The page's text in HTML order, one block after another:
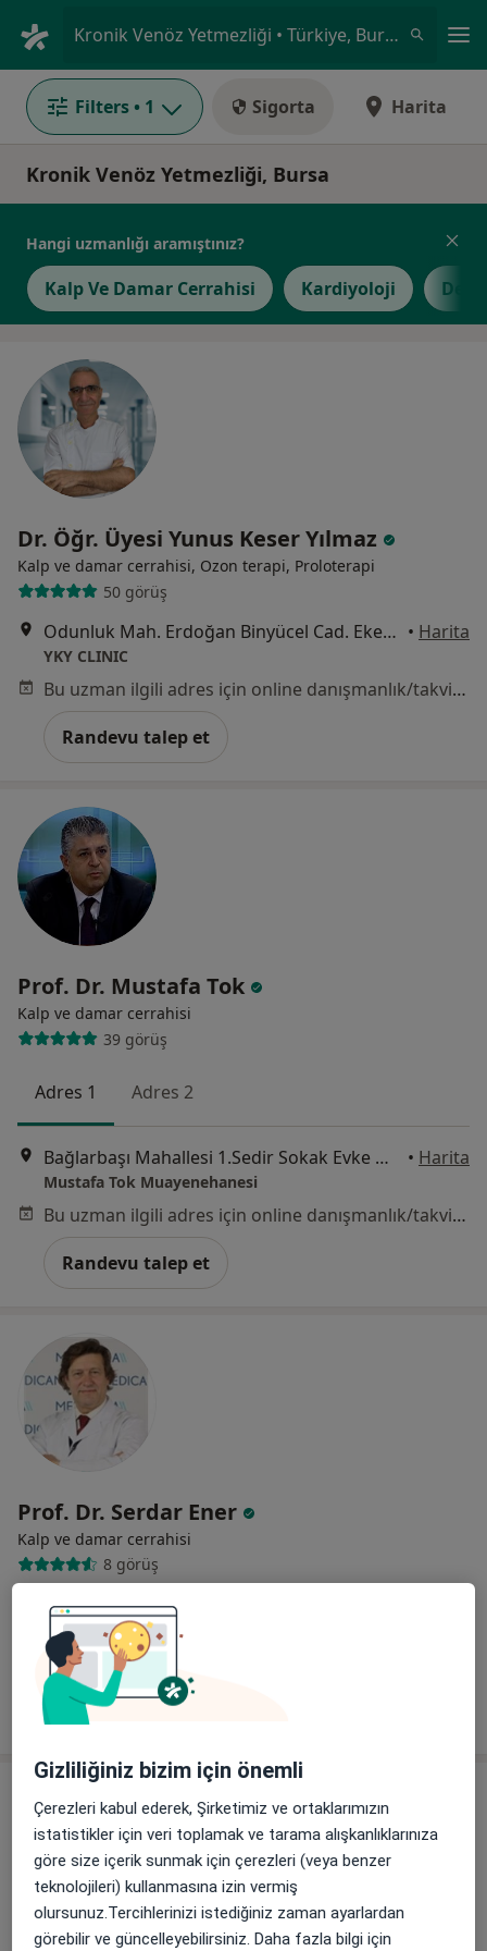
Kronik Venöz Yetmezliği • Türkiye, Bursa
Filters • 1 Sigorta Harita
Kronik Venöz Yetmezliği, Bursa
Hangi uzmanlığı aramıştınız?
Kalp Ve Damar Cerrahisi Kardiyoloji
Dr. Öğr. Üyesi Yunus Keser Yılmaz
Kalp ve damar cerrahisi, Ozon terapi, Proloterapi
50 görüş
Odunluk Mah. Erdoğan Binyücel Cad. Eker İş Merkezi B1 Blok, Kat:1, No:108, Bursa • Harita
YKY CLINIC
Bu uzman ilgili adres için online danışmanlık/takvim sunmuyor.
Randevu talep et
Prof. Dr. Mustafa Tok
Kalp ve damar cerrahisi
39 görüş
Adres 1 Adres 2
Bağlarbaşı Mahallesi 1.Sedir Sokak Evke Mediloft No:15 D:10, Bursa • Harita
Mustafa Tok Muayenehanesi
Bu uzman ilgili adres için online danışmanlık/takvim sunmuyor.
Randevu talep et
Prof. Dr. Serdar Ener
Kalp ve damar cerrahisi
8 görüş
Medicana Bursa Hastanesi
Randevu talep et
Gizliliğiniz bizim için önemli
Çerezleri kabul ederek, Şirketimiz ve ortaklarımızın
istatistikler için veri toplamak ve tarama alışkanlıklarınıza
göre size içerik sunmak için çerezleri (veya benzer
teknolojileri) kullanmasına izin vermiş
olursunuz.Tercihlerinizi istediğiniz zaman ayarlardan
görebilir ve güncelleyebilirsiniz. Daha fazla bilgi için